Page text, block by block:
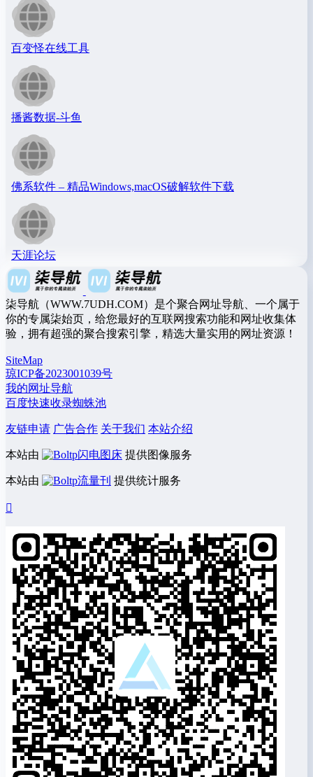
百变怪在线工具
播酱数据-斗鱼
佛系软件 – 精品Windows,macOS破解软件下载
天涯论坛
柒导航（WWW.7UDH.COM）是个聚合网址导航、一个属于
你的专属柒始页，给您最好的互联网搜索功能和网址收集体
验，拥有超强的聚合搜索引擎，精选大量实用的网址资源！
SiteMap
琼ICP备2023001039号
我的网址导航
百度快速收录蜘蛛池
友链申请 广告合作 关于我们 本站介绍
本站由 闪电图床 提供图像服务
本站由 流量刊 提供统计服务